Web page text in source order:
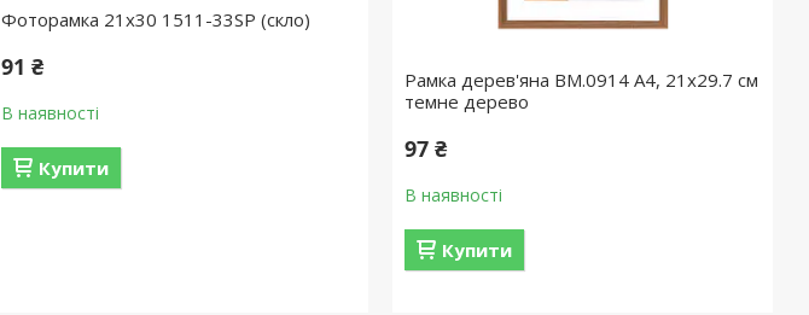
Фоторамка 21х30 1511-33SP (скло)
91 ₴
В наявності
Купити
Рамка дерев'яна BM.0914 А4, 21х29.7 см
темне дерево
97 ₴
В наявності
Купити